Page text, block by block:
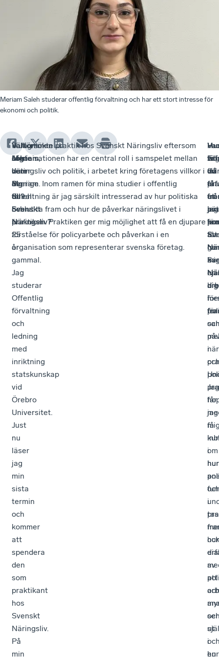
Meriam Saleh studerar offentlig förvaltning och har ett stort intresse för
ekonomi och politik.
Välkommen
Meriam,
vem
är
du?
–
Jag
heter
Meriam
Saleh
och
är
25
år
gammal.
Jag
studerar
Offentlig
förvaltning
och
ledning
med
inriktning
statskunskap
vid
Örebro
Universitet.
Just
nu
läser
jag
min
sista
termin
och
kommer
att
spendera
den
som
praktikant
hos
Svenskt
Näringsliv.
På
min
Varför
sökte
du
dig
till
Svenskt
Näringsliv?
– Jag sökte praktik hos Svenskt Näringsliv eftersom
organisationen har en central roll i samspelet mellan
näringsliv och politik, i arbetet kring företagens villkor i
Sverige. Inom ramen för mina studier i offentlig
förvaltning är jag särskilt intresserad av hur politiska
beslut ta fram och hur de påverkar näringslivet i
praktiken. Praktiken ger mig möjlighet att få en djupare
förståelse för policyarbete och påverkan i en
organisation som representerar svenska företag.
vill
du
få
ut
av
–
Jag
vill
få
en
för
hur
i
jag
få
i
hur
tas
hur
ser
ut
hur
du
dig
i
–
jag
att
ge
en
för
Jag
får
om
hur
i
av
att
i
en